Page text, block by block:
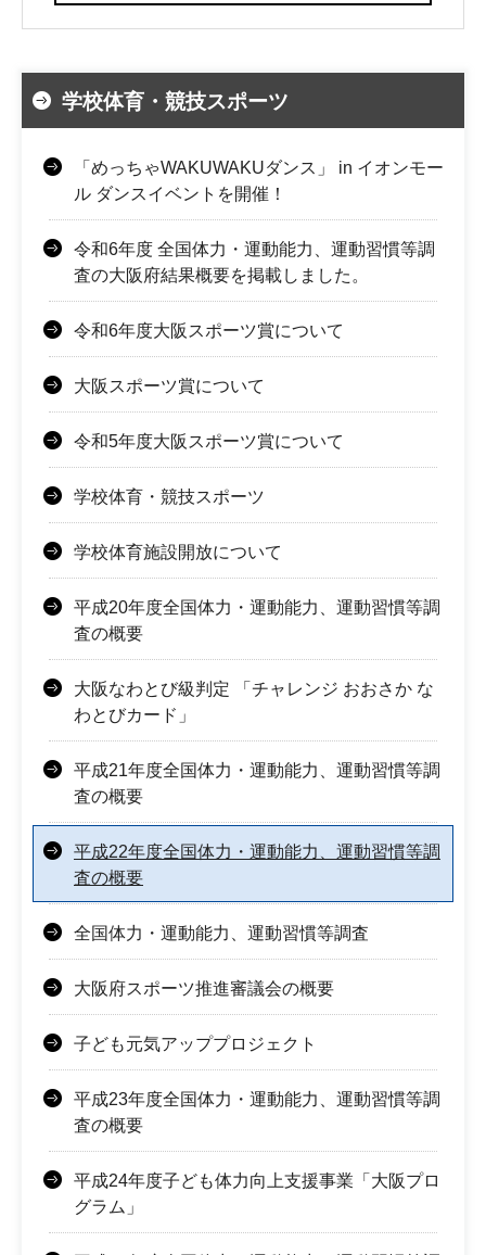
学校体育・競技スポーツ
「めっちゃWAKUWAKUダンス」 in イオンモー
ル ダンスイベントを開催！
令和6年度 全国体力・運動能力、運動習慣等調
査の大阪府結果概要を掲載しました。
令和6年度大阪スポーツ賞について
大阪スポーツ賞について
令和5年度大阪スポーツ賞について
学校体育・競技スポーツ
学校体育施設開放について
平成20年度全国体力・運動能力、運動習慣等調
査の概要
大阪なわとび級判定 「チャレンジ おおさか な
わとびカード」
平成21年度全国体力・運動能力、運動習慣等調
査の概要
平成22年度全国体力・運動能力、運動習慣等調
査の概要
全国体力・運動能力、運動習慣等調査
大阪府スポーツ推進審議会の概要
子ども元気アッププロジェクト
平成23年度全国体力・運動能力、運動習慣等調
査の概要
平成24年度子ども体力向上支援事業「大阪プロ
グラム」